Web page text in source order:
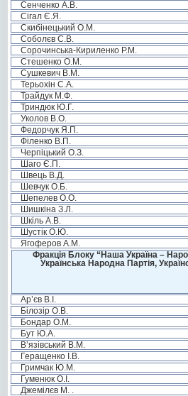
Сенченко А.В.
Сігал Є.Я.
Скибінецький О.М.
Соболєв С.В.
Сорочинська-Кириленко Р.М.
Стешенко О.М.
Сушкевич В.М.
Терьохін С.А.
Трайдук М.Ф.
Триндюк Ю.Г.
Уколов В.О.
Федорчук Я.П.
Філенко В.П.
Черпіцький О.З.
Шаго Є.П.
Швець В.Д.
Шевчук О.Б.
Шепелев О.О.
Шишкіна З.Л.
Шкіль А.В.
Шустік О.Ю.
Ягоферов А.М.
Фракція Блоку “Наша Україна –
Українська Народна Партія,
Ар’єв В.І.
Білозір О.В.
Бондар О.М.
Бут Ю.А.
В’язівський В.М.
Геращенко І.В.
Гримчак Ю.М.
Гуменюк О.І.
Джемілєв М. .